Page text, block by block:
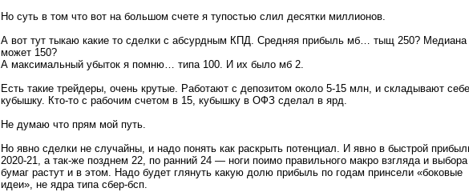
Но суть в том что вот на большом счете я тупостью слил десятки миллионов.
А вот тут тыкаю какие то сделки с абсурдным КПД. Средняя прибыль мб… тыщ 250? Медиана
может 150?
А максимальный убыток я помню… типа 100. И их было мб 2.
Есть такие трейдеры, очень крутые. Работают с депозитом около 5-15 млн, и складывают себе
кубышку. Кто-то с рабочим счетом в 15, кубышку в ОФЗ сделал в ярд.
Не думаю что прям мой путь.
Но явно сделки не случайны, и надо понять как раскрыть потенциал. И явно в быстрой
2020-21, а так-же позднем 22, по ранний 24 — ноги поимо правильного макро взгляда и выбора
бумаг растут и в этом. Надо будет глянуть какую долю прибыль по годам принсели «боковые
идеи», не ядра типа сбер-бсп.